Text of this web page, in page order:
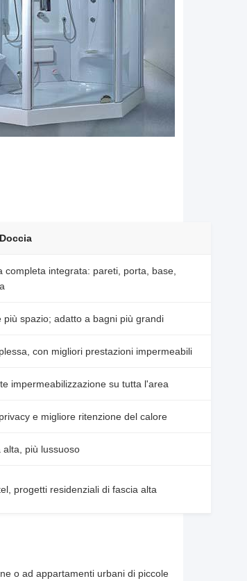
completa integrata: pareti, porta, base,
più spazio; adatto a bagni più grandi
con migliori prestazioni impermeabili
impermeabilizzazione su tutta l'area
e migliore ritenzione del calore
alta, più lussuoso
progetti residenziali di fascia alta
o ad appartamenti urbani di piccole